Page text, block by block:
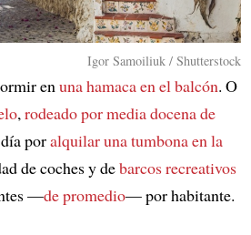
Igor Samoiliuk / Shutterstock
enuna hamaca en el balcón. O
,rodeado por media docena de
poralquilar una tumbona en la
de coches y debarcos recreativos
—de promedio— por habitante.